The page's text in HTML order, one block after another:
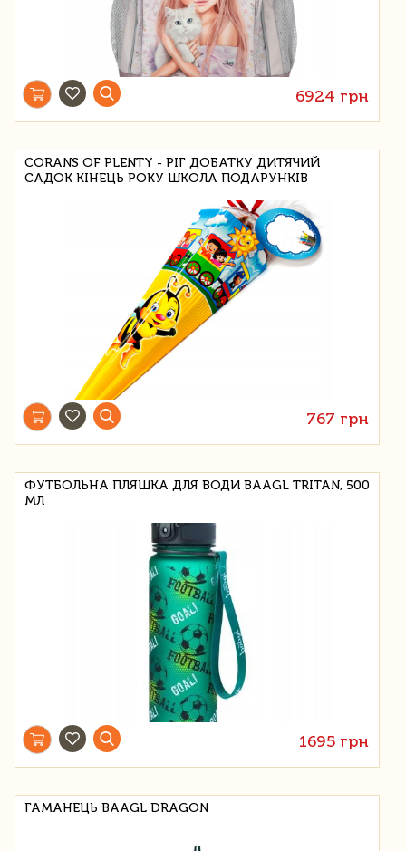
6924 грн
CORANS OF PLENTY - РІГ ДОБАТКУ ДИТЯЧИЙ
САДОК КІНЕЦЬ РОКУ ШКОЛА ПОДАРУНКІВ
767 грн
ФУТБОЛЬНА ПЛЯШКА ДЛЯ ВОДИ BAAGL TRITAN, 500
МЛ
1695 грн
ГАМАНЕЦЬ BAAGL DRAGON